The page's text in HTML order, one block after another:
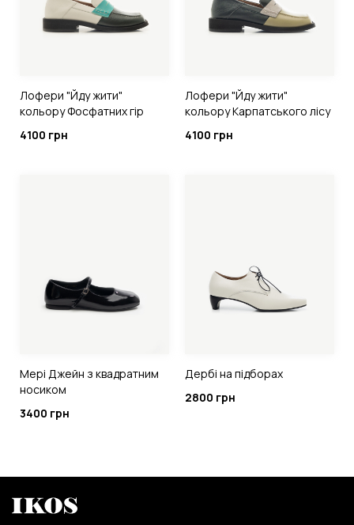
Лофери "Йду жити"
кольору Фосфатних гір
4100 грн
Лофери "Йду жити"
кольору Карпатського лісу
4100 грн
Мері Джейн з квадратним
носиком
3400 грн
Дербі на підборах
2800 грн